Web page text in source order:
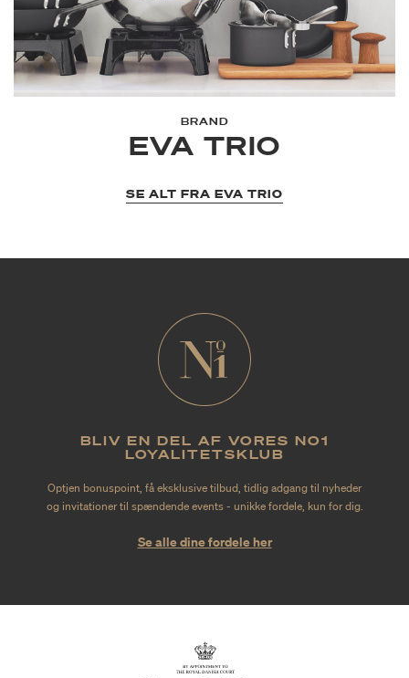
BRAND
EVA TRIO
SE ALT FRA EVA TRIO
BLIV EN DEL AF VORES NO1
LOYALITETSKLUB
Optjen bonuspoint, få eksklusive tilbud, tidlig adgang til nyheder
og invitationer til spændende events - unikke fordele, kun for dig.
Se alle dine fordele her